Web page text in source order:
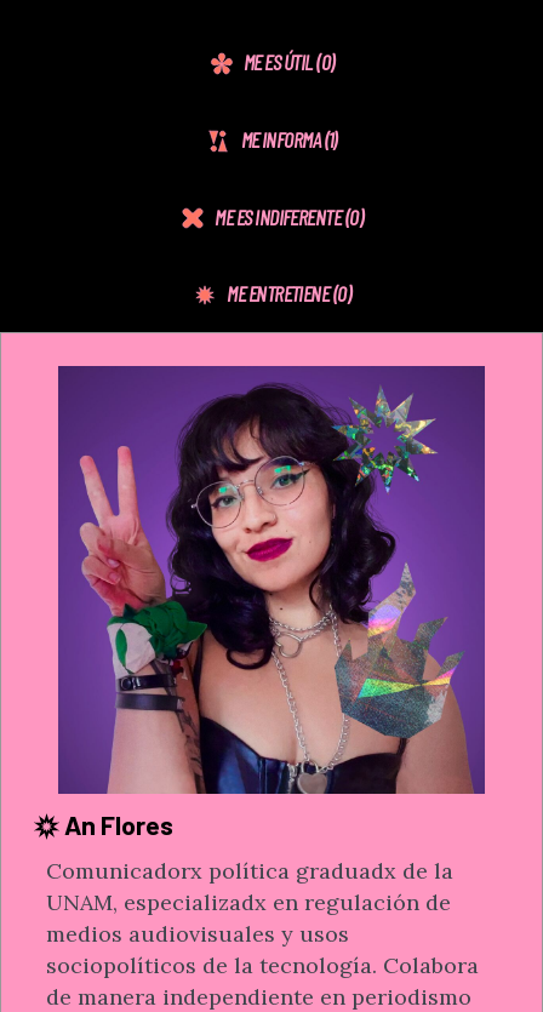
ME ES ÚTIL(0)
ME INFORMA(1)
ME ES INDIFERENTE(0)
ME ENTRETIENE(0)
An Flores
Comunicadorx política graduadx de la
UNAM, especializadx en regulación de
medios audiovisuales y usos
sociopolíticos de la tecnología. Colabora
de manera independiente en periodismo